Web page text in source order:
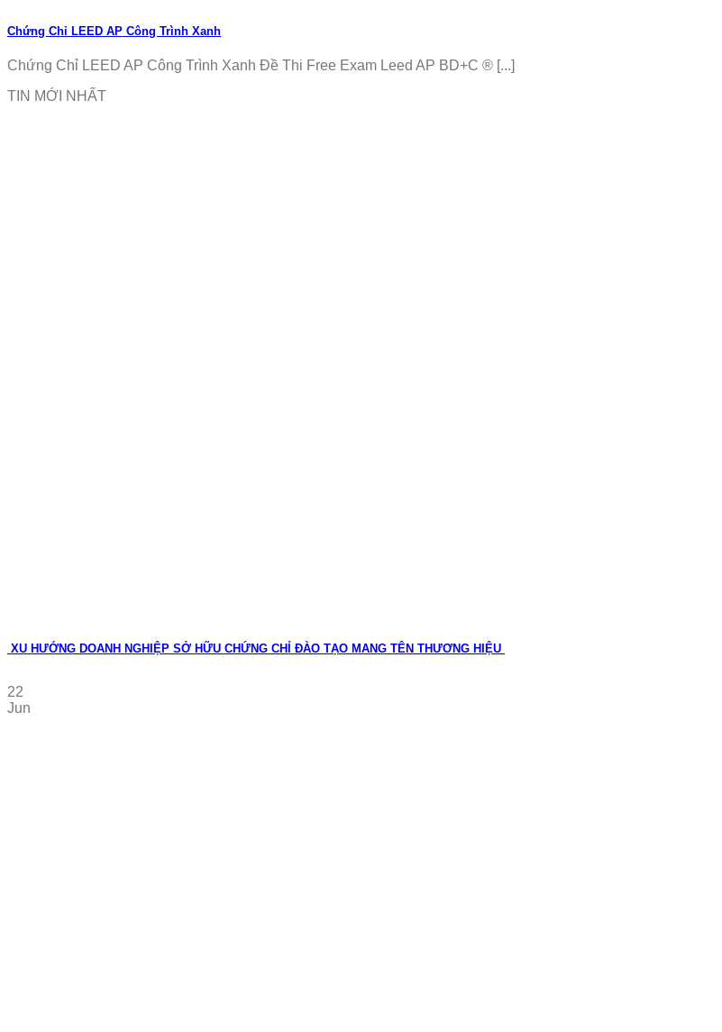
Chứng Chỉ LEED AP Công Trình Xanh
Chứng Chỉ LEED AP Công Trình Xanh Đề Thi Free Exam Leed AP BD+C ® [...]
TIN MỚI NHẤT
XU HƯỚNG DOANH NGHIỆP SỞ HỮU CHỨNG CHỈ ĐÀO TẠO MANG TÊN THƯƠNG HIỆU
22
Jun